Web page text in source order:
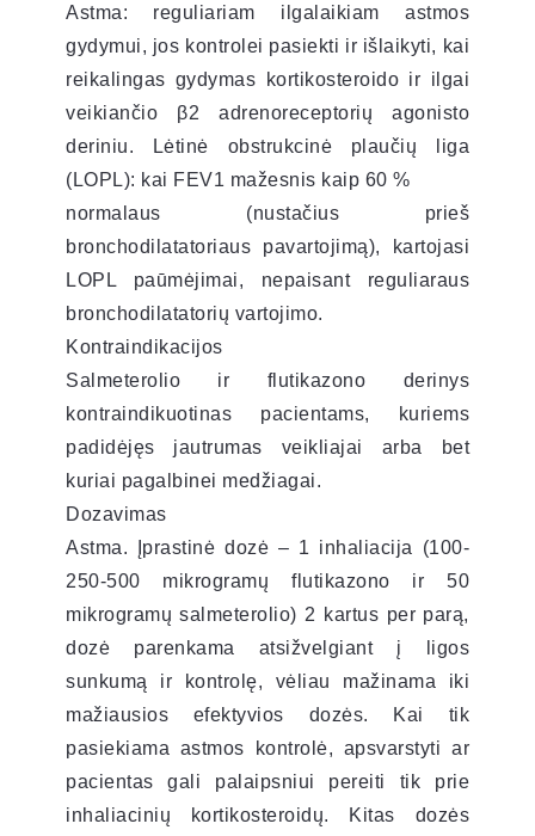
Astma: reguliariam ilgalaikiam astmos
gydymui, jos kontrolei pasiekti ir išlaikyti, kai
reikalingas gydymas kortikosteroido ir ilgai
veikiančio β2 adrenoreceptorių agonisto
deriniu. Lėtinė obstrukcinė plaučių liga
(LOPL): kai FEV1 mažesnis kaip 60 %
normalaus (nustačius prieš
bronchodilatatoriaus pavartojimą), kartojasi
LOPL paūmėjimai, nepaisant reguliaraus
bronchodilatatorių vartojimo.
Kontraindikacijos
Salmeterolio ir flutikazono derinys
kontraindikuotinas pacientams, kuriems
padidėjęs jautrumas veikliajai arba bet
kuriai pagalbinei medžiagai.
Dozavimas
Astma. Įprastinė dozė – 1 inhaliacija (100-
250-500 mikrogramų flutikazono ir 50
mikrogramų salmeterolio) 2 kartus per parą,
dozė parenkama atsižvelgiant į ligos
sunkumą ir kontrolę, vėliau mažinama iki
mažiausios efektyvios dozės. Kai tik
pasiekiama astmos kontrolė, apsvarstyti ar
pacientas gali palaipsniui pereiti tik prie
inhaliacinių kortikosteroidų. Kitas dozės